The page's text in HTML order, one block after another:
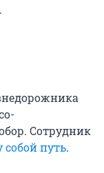
Сотрудник
собой путь.